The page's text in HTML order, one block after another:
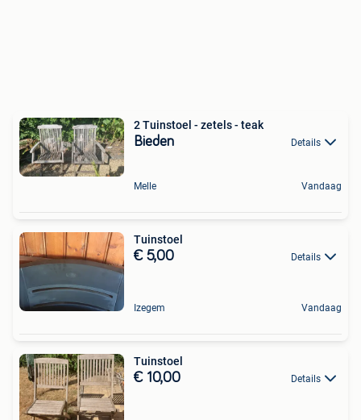
2 Tuinstoel - zetels - teak
Bieden Details
Melle Vandaag
Tuinstoel
€ 5,00 Details
Izegem Vandaag
Tuinstoel
€ 10,00 Details